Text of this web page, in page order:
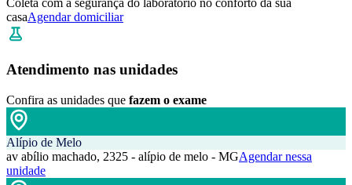
Coleta com a segurança do laboratório no conforto da sua
casaAgendar domiciliar
Atendimento nas unidades
Confira as unidades que fazem o exame
Alípio de Melo
av abílio machado, 2325 - alípio de melo - MGAgendar nessa
unidade